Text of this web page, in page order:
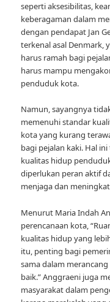
seperti aksesibilitas,
keberagaman dalam
dengan pendapat Jan
terkenal asal Denmark,
harus ramah bagi
harus mampu
penduduk kota.
Namun, sayangnya
memenuhi standar
kota yang kurang
bagi pejalan kaki. Hal
kualitas hidup
diperlukan peran aktif
menjaga dan
Menurut Maria Indah
perencanaan kota,
kualitas hidup yang
itu, penting bagi
sama dalam
baik.” Anggraeni juga
masyarakat dalam